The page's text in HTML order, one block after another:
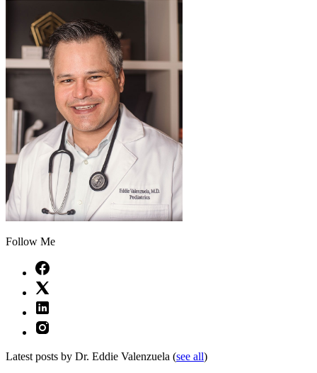
Follow Me
Latest posts by Dr. Eddie Valenzuela (see all)